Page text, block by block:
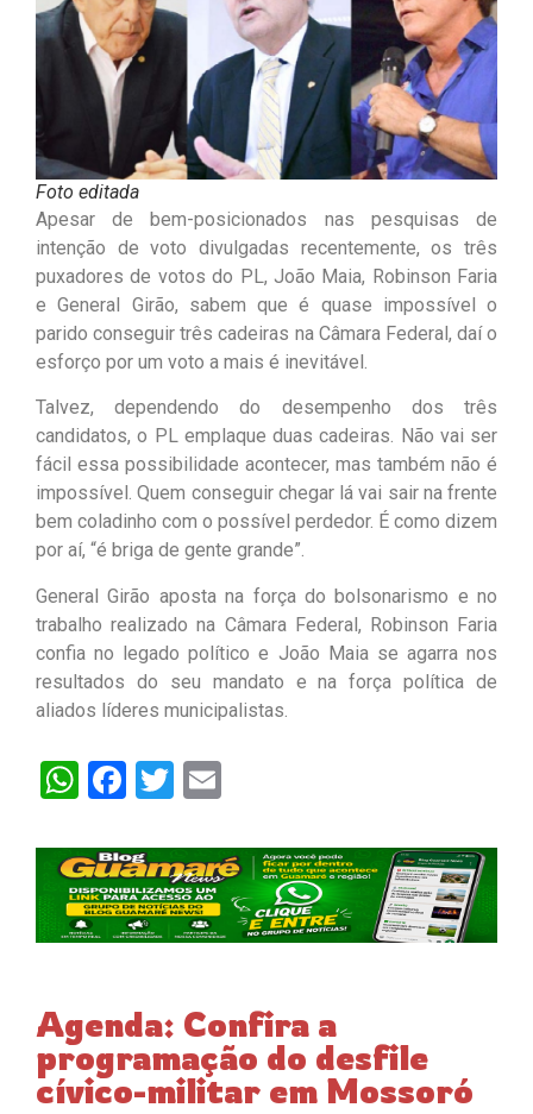
Foto editada
Apesar de bem-posicionados nas pesquisas de
intenção de voto divulgadas recentemente, os três
puxadores de votos do PL, João Maia, Robinson Faria
e General Girão, sabem que é quase impossível o
parido conseguir três cadeiras na Câmara Federal, daí o
esforço por um voto a mais é inevitável.
Talvez, dependendo do desempenho dos três
candidatos, o PL emplaque duas cadeiras. Não vai ser
fácil essa possibilidade acontecer, mas também não é
impossível. Quem conseguir chegar lá vai sair na frente
bem coladinho com o possível perdedor. É como dizem
por aí, “é briga de gente grande”.
General Girão aposta na força do bolsonarismo e no
trabalho realizado na Câmara Federal, Robinson Faria
confia no legado político e João Maia se agarra nos
resultados do seu mandato e na força política de
aliados líderes municipalistas.
WhatsApp
Facebook
Twitter
Agenda: Confira a
programação do desfile
cívico-militar em Mossoró